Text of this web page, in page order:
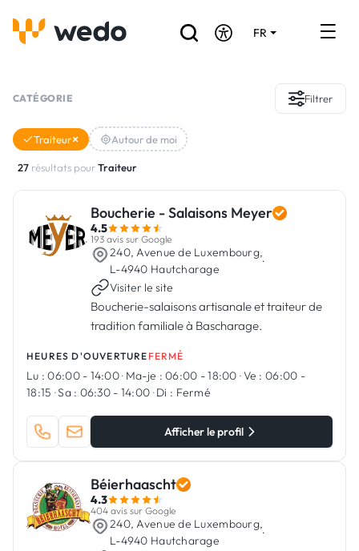
FR
Réalisations
Offres d'emploi
Vous êtes un Artisan ?
Connexion
CATÉGORIE Filtrer
Traiteur Autour de moi
27 résultats pourTraiteur
Boucherie - Salaisons Meyer
4.5
193 avis sur Google
240, Avenue de Luxembourg,
L-4940 Hautcharage
·
Visiter le site
Boucherie-salaisons artisanale et traiteur de
tradition familiale à Bascharage.
HEURES D'OUVERTURE FERMÉ
Lu : 06:00 - 14:00· Ma-je : 06:00 - 18:00·Ve : 06:00 -
18:15 ·Sa : 06:30 - 14:00 ·Di : Fermé
Afficher le profil
Béierhaascht
4.3
404 avis sur Google
240, Avenue de Luxembourg,
L-4940 Hautcharage
·